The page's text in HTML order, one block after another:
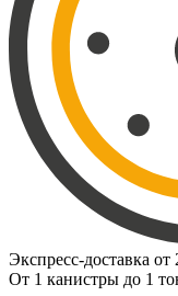
Экспресс-доставка от
От 1 канистры до 1